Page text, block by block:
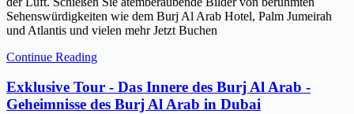
Sehenswürdigkeiten wie dem Burj Al Arab Hotel, Palm Jumeirah
und Atlantis und vielen mehr Jetzt Buchen
Continue Reading
Exklusive Tour - Das Innere des Burj Al Arab -
Geheimnisse des Burj Al Arab in Dubai